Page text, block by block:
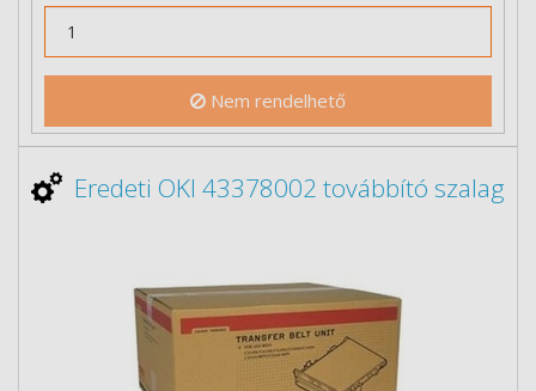
Nem rendelhető
Eredeti OKI 43378002 továbbító szalag